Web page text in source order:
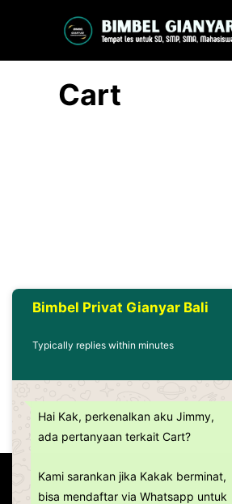
Cart
Copyright ©2026 Bimbel Gianyar
Bimbel Privat Gianyar Bali
Typically replies within minutes
Hai Kak, perkenalkan aku Jimmy,
ada pertanyaan terkait Cart?
Kami sarankan jika Kakak berminat,
bisa mendaftar via Whatsapp untuk